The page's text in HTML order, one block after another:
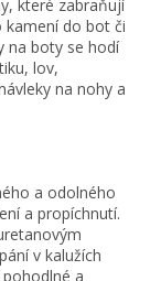
které zabraňují
kamení do bot či
na boty se hodí
lov,
na nohy a
a odolného
a propíchnutí.
v kalužích
a